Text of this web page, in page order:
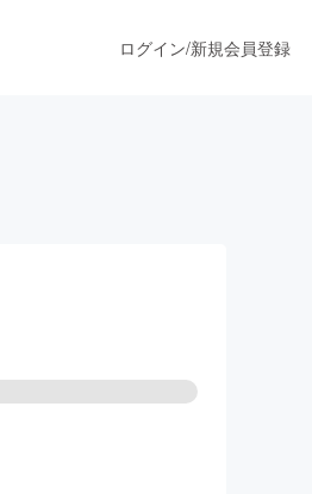
ログイン/新規会員登録